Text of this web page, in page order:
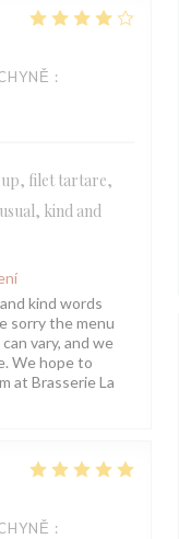
:
filet tartare,
kind and
kind words
sorry the menu
vary, and we
We hope to
at Brasserie La
: